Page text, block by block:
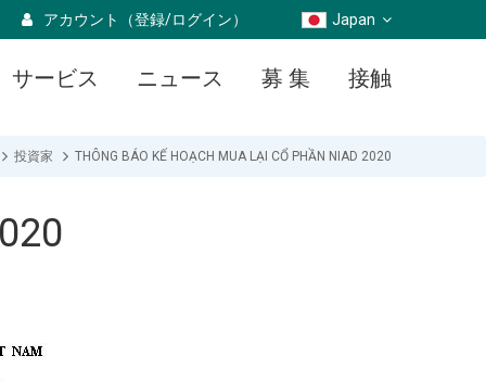
アカウント（登録/ログイン） Japan
サービス ニュース 募 集 接触
投資家 THÔNG BÁO KẾ HOẠCH MUA LẠI CỔ PHẦN NIAD 2020